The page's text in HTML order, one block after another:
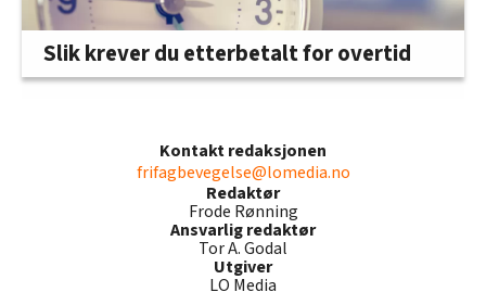
Slik krever du etterbetalt for overtid
Kontakt redaksjonen
frifagbevegelse@lomedia.no
Redaktør
Frode Rønning
Ansvarlig redaktør
Tor A. Godal
Utgiver
LO Media